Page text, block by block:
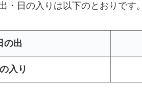
・日の入りは以下のとおりです。
の出
入り